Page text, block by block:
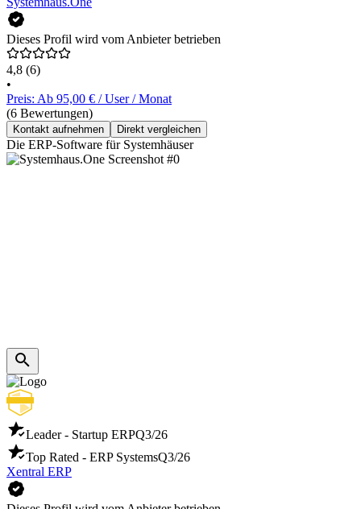
Dieses Profil wird vom Anbieter betrieben
4,8 (6)
•
Preis: Ab 95,00 € / User / Monat
(6 Bewertungen)
Kontakt aufnehmen Direkt vergleichen
Die ERP-Software für Systemhäuser
Leader - Startup ERPQ3/26
Top Rated - ERP SystemsQ3/26
Xentral ERP